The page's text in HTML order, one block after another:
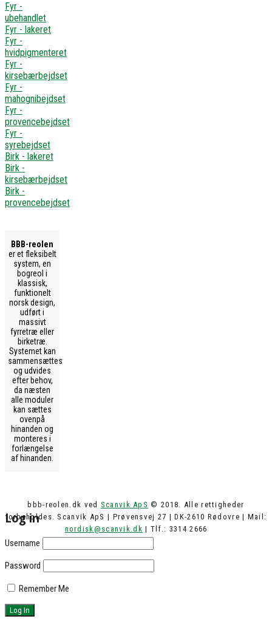
Fyr -
ubehandlet
Fyr - lakeret
Fyr -
hvidpigmenteret
Fyr -
kirsebærbejdset
Fyr -
mahognibejdset
Fyr -
provencebejdset
Fyr -
syrebejdset
Birk - lakeret
Birk -
kirsebærbejdset
Birk -
provencebejdset
BBB-reolen
er et fleksibelt
system, en
bogreol i
klassisk,
funktionelt
norsk design,
udført i
massivt
fyrretræ eller
birketræ.
Systemet kan
sammensættes
og udvides
efter behov,
da næsten
alle moduler
kan sættes
ovenpå
hinanden og
monteres i
forlængelse
af hinanden.
bbb-reolen.dk ved Scanvik ApS © 2018. Alle rettigheder
forbeholdes. Scanvik ApS | Prøvensvej 27 | DK-2610 Rødovre | Mail:
nordisk@scanvik.dk | Tlf.: 3314 2666
Log in
Username
Password
Remember Me